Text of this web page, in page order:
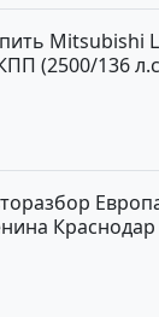
Mitsubishi
(2500/136
Краснодар